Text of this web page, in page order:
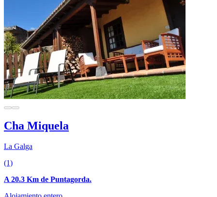
Cha Miquela
La Galga
(1)
A 20.3 Km de Puntagorda.